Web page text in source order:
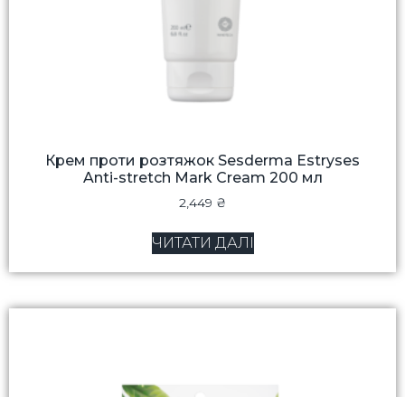
Крем проти розтяжок Sesderma Estryses
Anti-stretch Mark Cream 200 мл
2,449 ₴
ЧИТАТИ ДАЛІ